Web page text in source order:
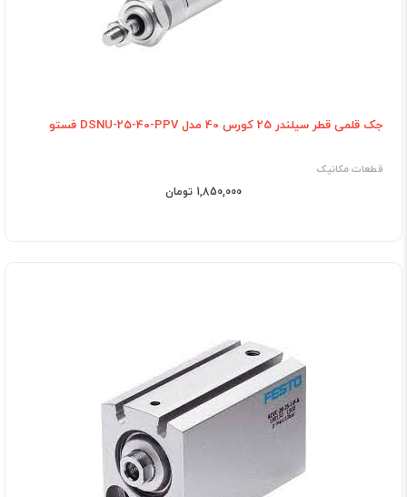
جک قلمی قطر سیلندر 25 کورس 40 مدل DSNU-25-40-PPV فستو
قطعات مکانیک
1,850,000 تومان